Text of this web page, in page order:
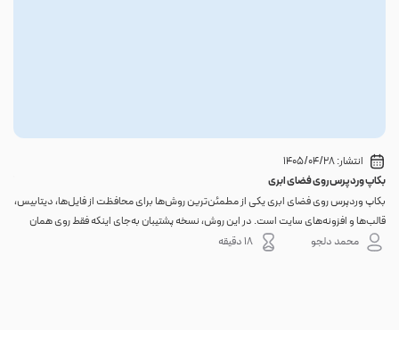
انتشار:1405/04/28
بکاپ وردپرس روی فضای ابری
بکاپ وردپرس روی فضای ابری یکی از مطمئن‌ترین روش‌ها برای محافظت از فایل‌ها، دیتابیس،
قالب‌ها و افزونه‌های سایت است. در این روش، نسخه پشتیبان به‌جای اینکه فقط روی همان
هاست اصلی باقی بماند، به یک فضای جداگانه منتقل می‌شود؛ بنابراین خرابی سرور، هک
محمد دلجو 18 دقیقه